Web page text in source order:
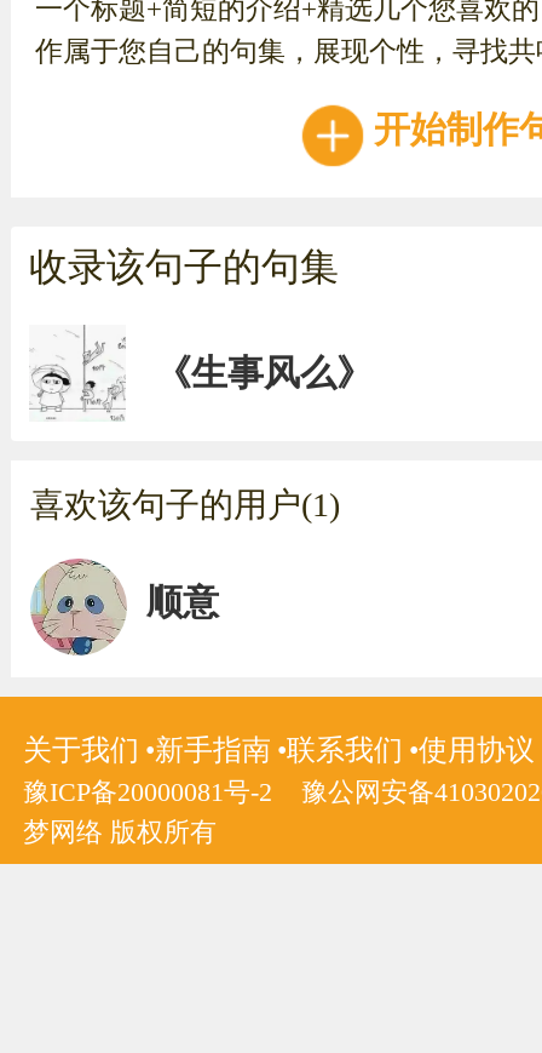
一个标题+简短的介绍+精选几个您喜欢
作属于您自己的句集，展现个性，寻找
开始制作
收录该句子的句集
《生事风么》
喜欢该句子的用户(1)
顺意
关于我们 新手指南 联系我们 使用协议
豫ICP备20000081号-2
豫公网安备
梦网络 版权所有